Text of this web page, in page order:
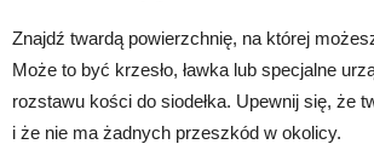
Znajdź twardą powierzchnię, na której
Może to być krzesło, ławka lub specjalne
rozstawu kości do siodełka. Upewnij się, że
i że nie ma żadnych przeszkód w okolicy.